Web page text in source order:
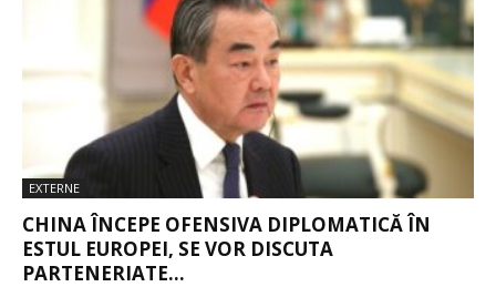
EXTERNE
CHINA ÎNCEPE OFENSIVA DIPLOMATICĂ ÎN
ESTUL EUROPEI, SE VOR DISCUTA
PARTENERIATE...